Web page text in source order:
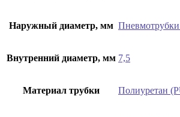
Наружный диаметр, мм
Внутренний диаметр, мм 7,5
Материал трубки Полиуретан